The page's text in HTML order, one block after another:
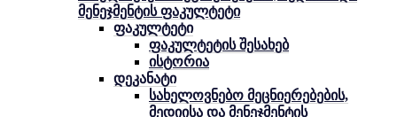
მენეჯმენტის ფაკულტეტი
ფაკულტეტი
ფაკულტეტის შესახებ
ისტორია
დეკანატი
სახელოვნებო მეცნიერებების,
მედიისა და მენეჯმენტის